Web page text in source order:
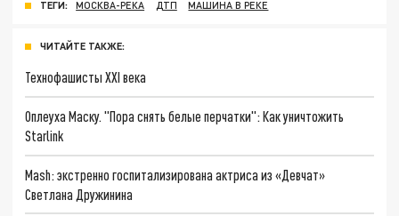
ТЕГИ: МОСКВА-РЕКА ДТП МАШИНА В РЕКЕ
ЧИТАЙТЕ ТАКЖЕ:
Технофашисты XXI века
Оплеуха Маску. "Пора снять белые перчатки": Как уничтожить
Starlink
Mash: экстренно госпитализирована актриса из «Девчат»
Светлана Дружинина